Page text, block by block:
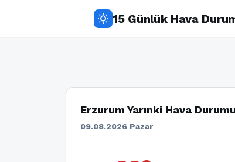
wb_sunny 15 Günlük Hava
Erzurum Yarınki Hava Durumu
09.08.2026 Pazar